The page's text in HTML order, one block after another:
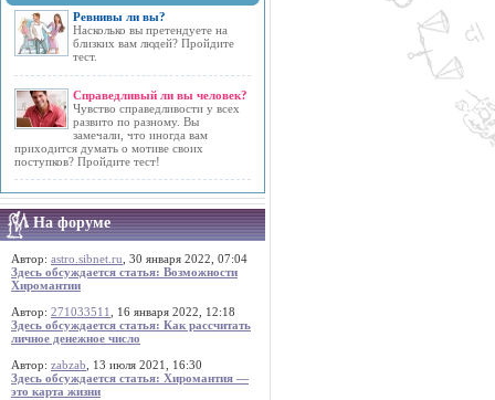
Ревнивы ли вы?
Насколько вы претендуете на
близких вам людей? Пройдите
тест.
Справедливый ли вы человек?
Чувство справедливости у всех
развито по разному. Вы
замечали, что иногда вам
приходится думать о мотиве своих
поступков? Пройдите тест!
На форуме
Автор: astro.sibnet.ru , 30 января 2022, 07:04
Здесь обсуждается статья: Возможности
Хиромантии
Автор: 271033511
, 16 января 2022, 12:18
Здесь обсуждается статья: Как рассчитать
личное денежное число
Автор: zabzab , 13 июля 2021, 16:30
Здесь обсуждается статья: Хиромантия —
это карта жизни